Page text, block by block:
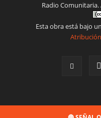
Radio
Esta obra está bajo